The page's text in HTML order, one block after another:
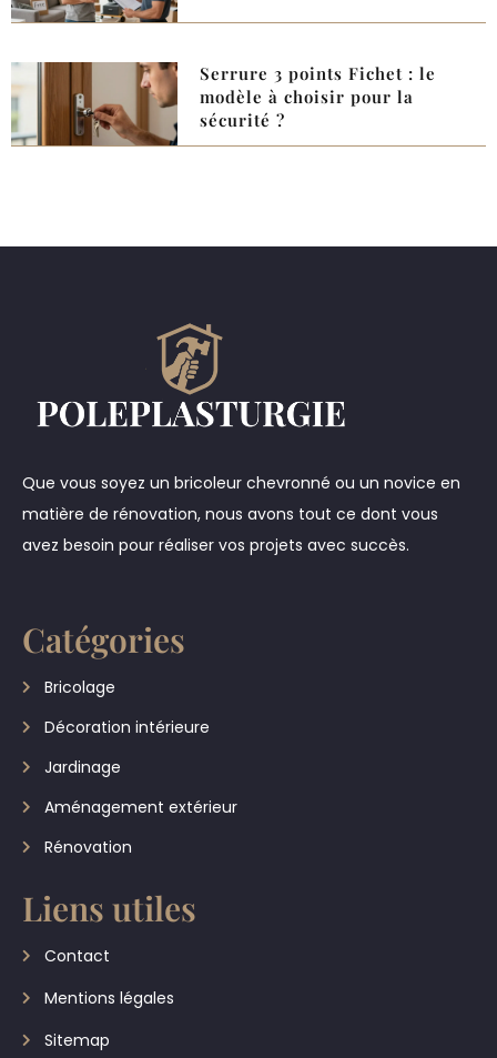
Serrure 3 points Fichet : le
modèle à choisir pour la
sécurité ?
Que vous soyez un bricoleur chevronné ou un novice en
matière de rénovation, nous avons tout ce dont vous
avez besoin pour réaliser vos projets avec succès.
Catégories
Bricolage
Décoration intérieure
Jardinage
Aménagement extérieur
Rénovation
Liens utiles
Contact
Mentions légales
Sitemap